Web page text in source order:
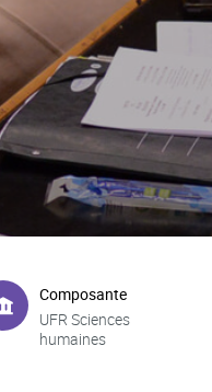
Composante
UFR Sciences
humaines